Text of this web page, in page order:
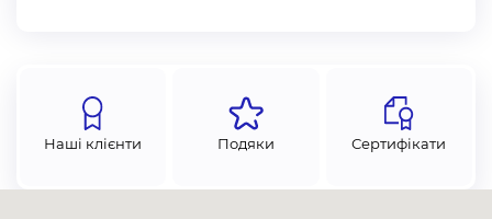
Безготівковий з ПДВ
Безготівковий без ПДВ
Наші клієнти Подяки Сертифікати